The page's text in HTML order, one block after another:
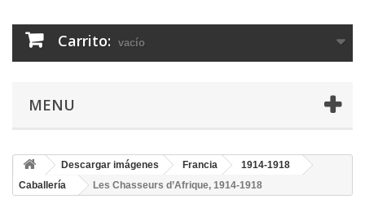
Carrito: vacío
MENU
Descargar imágenes Francia
1914-1918
Caballería
Les Chasseurs d’Afrique, 1914-1918